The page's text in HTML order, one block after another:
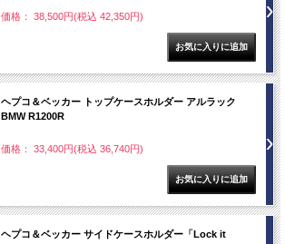
価格： 38,500円(税込 42,350円)
ヘプコ＆ベッカー トップケースホルダー アルラック
BMW R1200R
価格： 33,400円(税込 36,740円)
ヘプコ＆ベッカー サイドケースホルダー「Lock it